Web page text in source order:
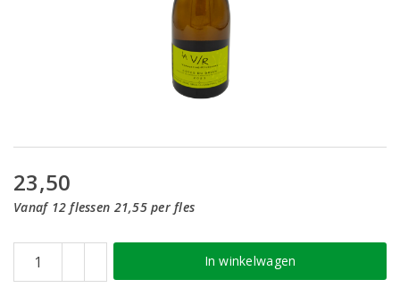
23,50
Vanaf 12 flessen 21,55 per fles
In winkelwagen